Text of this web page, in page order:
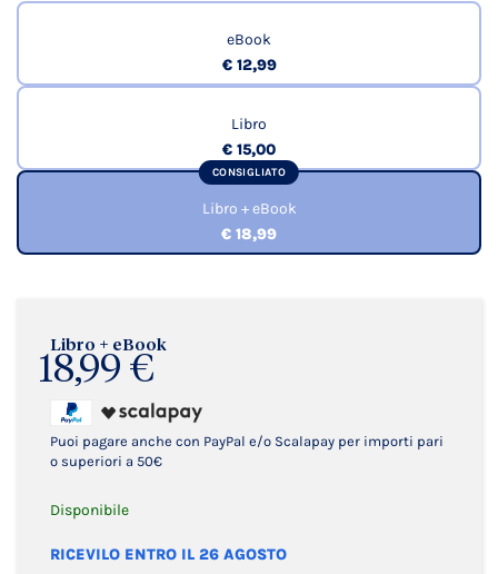
Libro + eBook
18,99 €
Puoi pagare anche con PayPal e/o Scalapay per importi pari
o superiori a 50€
Disponibile
RICEVILO ENTRO IL 26 AGOSTO
eBook
€ 12,99
Libro
€ 15,00
CONSIGLIATO
Libro + eBook
€ 18,99